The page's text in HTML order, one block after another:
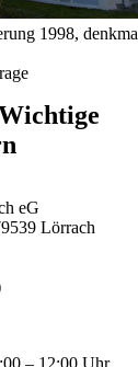
1998,
eG
Lörrach
– 12:00 Uhr